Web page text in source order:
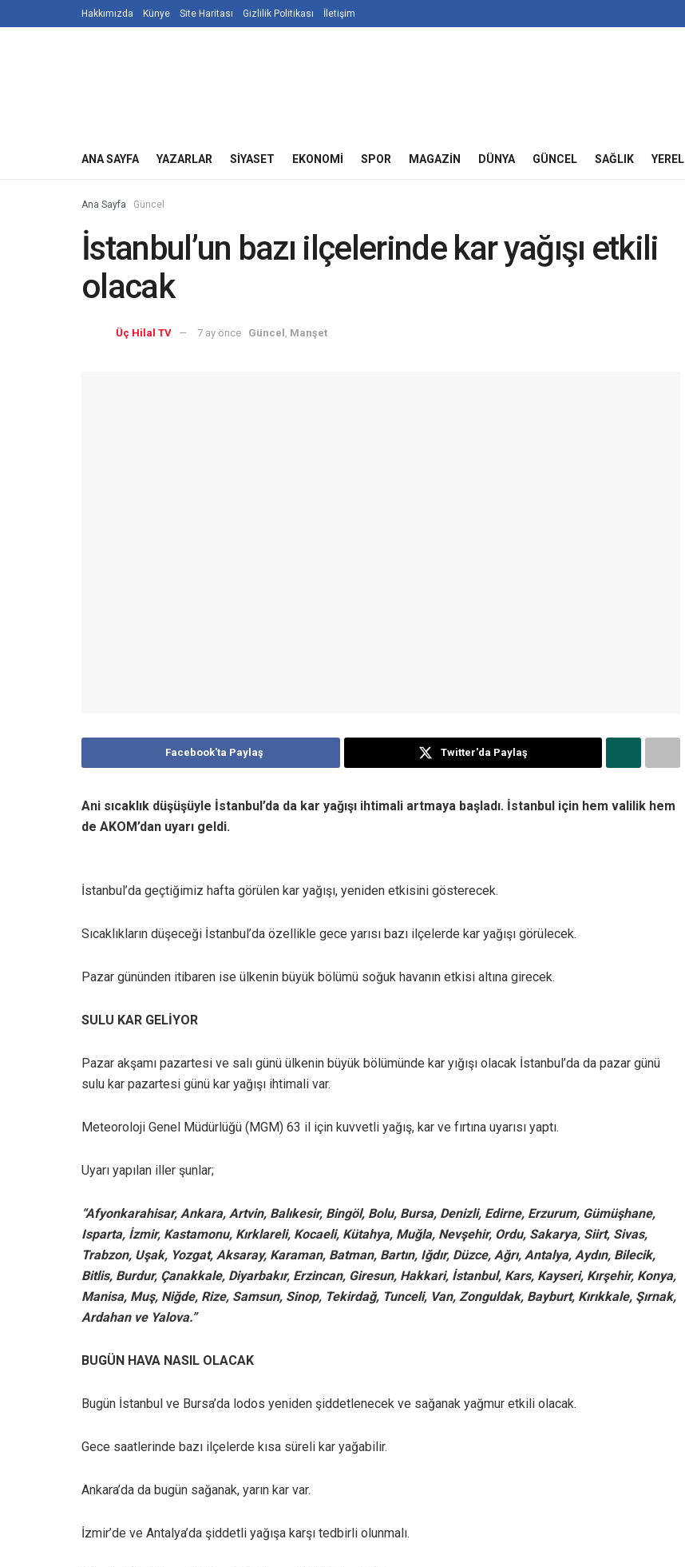
Hakkımızda Künye Site Haritası Gizlilik Politikası İletişim
ANA SAYFA YAZARLAR SIYASET EKONOMI SPOR MAGAZIN DÜNYA GÜNCEL SAĞLIK YEREL
Ana Sayfa Güncel
İstanbul’un bazı ilçelerinde kar yağışı etkili
olacak
Üç Hilal TV 7 ay önce Güncel Manşet
Facebook'ta Paylaş Twitter'da Paylaş
Ani sıcaklık düşüşüyle İstanbul’da da kar yağışı ihtimali artmaya başladı. İstanbul için hem valilik hem
de AKOM’dan uyarı geldi.
İstanbul’da geçtiğimiz hafta görülen kar yağışı, yeniden etkisini gösterecek.
Sıcaklıkların düşeceği İstanbul’da özellikle gece yarısı bazı ilçelerde kar yağışı görülecek.
Pazar gününden itibaren ise ülkenin büyük bölümü soğuk havanın etkisi altına girecek.
SULU KAR GELİYOR
Pazar akşamı pazartesi ve salı günü ülkenin büyük bölümünde kar yığışı olacak İstanbul’da da pazar günü
sulu kar pazartesi günü kar yağışı ihtimali var.
Meteoroloji Genel Müdürlüğü (MGM) 63 il için kuvvetli yağış, kar ve fırtına uyarısı yaptı.
Uyarı yapılan iller şunlar;
“Afyonkarahisar, Ankara, Artvin, Balıkesir, Bingöl, Bolu, Bursa, Denizli, Edirne, Erzurum, Gümüşhane,
Isparta, İzmir, Kastamonu, Kırklareli, Kocaeli, Kütahya, Muğla, Nevşehir, Ordu, Sakarya, Siirt, Sivas,
Trabzon, Uşak, Yozgat, Aksaray, Karaman, Batman, Bartın, Iğdır, Düzce, Ağrı, Antalya, Aydın, Bilecik,
Bitlis, Burdur, Çanakkale, Diyarbakır, Erzincan, Giresun, Hakkari, İstanbul, Kars, Kayseri, Kırşehir, Konya,
Manisa, Muş, Niğde, Rize, Samsun, Sinop, Tekirdağ, Tunceli, Van, Zonguldak, Bayburt, Kırıkkale, Şırnak,
Ardahan ve Yalova.”
BUGÜN HAVA NASIL OLACAK
Bugün İstanbul ve Bursa’da lodos yeniden şiddetlenecek ve sağanak yağmur etkili olacak.
Gece saatlerinde bazı ilçelerde kısa süreli kar yağabilir.
Ankara’da da bugün sağanak, yarın kar var.
İzmir’de ve Antalya’da şiddetli yağışa karşı tedbirli olunmalı.